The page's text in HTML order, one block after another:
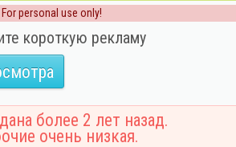
personal use only!
короткую рекламу
более 2 лет назад.
очень низкая.